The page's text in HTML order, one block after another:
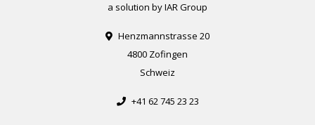
a solution by IAR Group
Henzmannstrasse 20
4800 Zofingen
Schweiz
+41 62 745 23 23